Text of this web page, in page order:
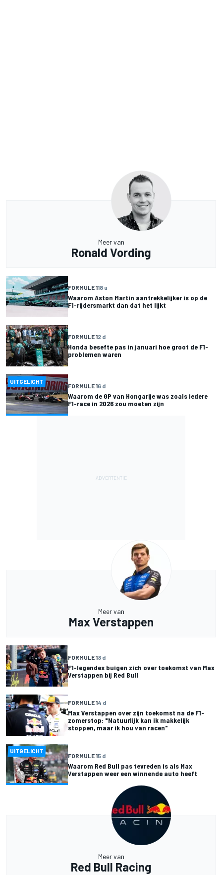
Meer van
Ronald Vording
FORMULE 118 u
Waarom Aston Martin aantrekkelijker is op de
F1-rijdersmarkt dan dat het lijkt
FORMULE 12 d
Honda besefte pas in januari hoe groot de F1-
problemen waren
UITGELICHT
FORMULE 16 d
Waarom de GP van Hongarije was zoals iedere
F1-race in 2026 zou moeten zijn
Meer van
Max Verstappen
FORMULE 13 d
F1-legendes buigen zich over toekomst van Max
Verstappen bij Red Bull
FORMULE 14 d
Max Verstappen over zijn toekomst na de F1-
zomerstop: "Natuurlijk kan ik makkelijk
stoppen, maar ik hou van racen"
UITGELICHT
FORMULE 15 d
Waarom Red Bull pas tevreden is als Max
Verstappen weer een winnende auto heeft
Meer van
Red Bull Racing